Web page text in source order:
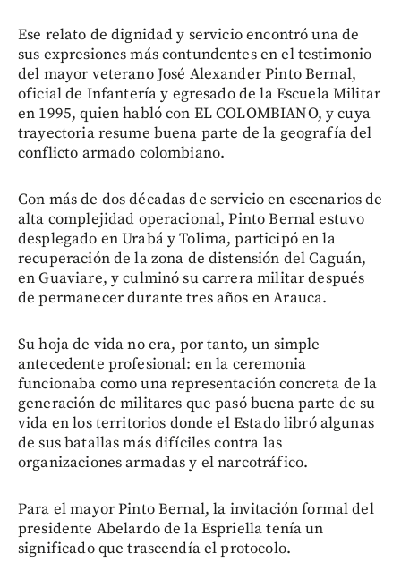
Ese relato de dignidad y servicio encontró una de
sus expresiones más contundentes en el testimonio
del mayor veterano José Alexander Pinto Bernal,
oficial de Infantería y egresado de la Escuela Militar
en 1995, quien habló con EL COLOMBIANO, y cuya
trayectoria resume buena parte de la geografía del
conflicto armado colombiano.
Con más de dos décadas de servicio en escenarios de
alta complejidad operacional, Pinto Bernal estuvo
desplegado en Urabá y Tolima, participó en la
recuperación de la zona de distensión del Caguán,
en Guaviare, y culminó su carrera militar después
de permanecer durante tres años en Arauca.
Su hoja de vida no era, por tanto, un simple
antecedente profesional: en la ceremonia
funcionaba como una representación concreta de la
generación de militares que pasó buena parte de su
vida en los territorios donde el Estado libró algunas
de sus batallas más difíciles contra las
organizaciones armadas y el narcotráfico.
Para el mayor Pinto Bernal, la invitación formal del
presidente Abelardo de la Espriella tenía un
significado que trascendía el protocolo.